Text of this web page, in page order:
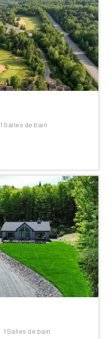
1 Salles de bain
1 Salles de bain